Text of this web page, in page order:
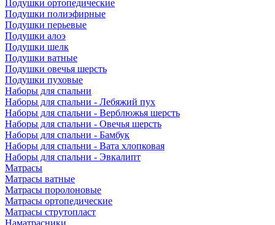
Подушки ортопедические
Подушки полиэфирные
Подушки перьевые
Подушки алоэ
Подушки шелк
Подушки ватные
Подушки овечья шерсть
Подушки пуховые
Наборы для спальни
Наборы для спальни - Лебяжий пух
Наборы для спальни - Верблюжья шерсть
Наборы для спальни - Овечья шерсть
Наборы для спальни - Бамбук
Наборы для спальни - Вата хлопковая
Наборы для спальни - Эвкалипт
Матрасы
Матрасы ватные
Матрасы поролоновые
Матрасы ортопедические
Матрасы струтопласт
Наматрасники